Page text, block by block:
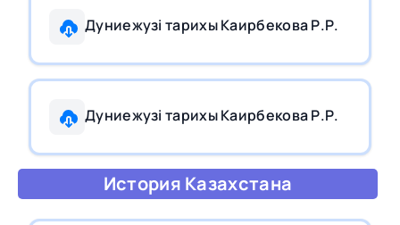
Дуниежузi тарихы Каирбекова Р.Р.
Дуниежузi тарихы Каирбекова Р.Р.
История Казахстана